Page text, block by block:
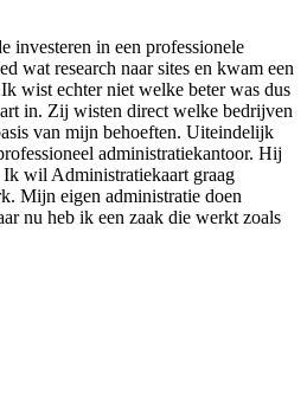
investeren in een professionele
wat research naar sites en kwam een
wist echter niet welke beter was dus
in. Zij wisten direct welke bedrijven
van mijn behoeften. Uiteindelijk
administratiekantoor. Hij
Ik wil Administratiekaart graag
Mijn eigen administratie doen
nu heb ik een zaak die werkt zoals